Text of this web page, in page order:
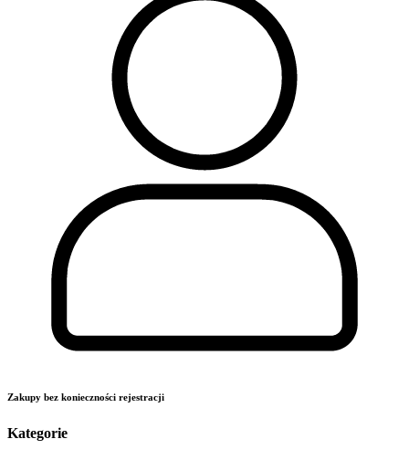
Zakupy bez konieczności rejestracji
Kategorie